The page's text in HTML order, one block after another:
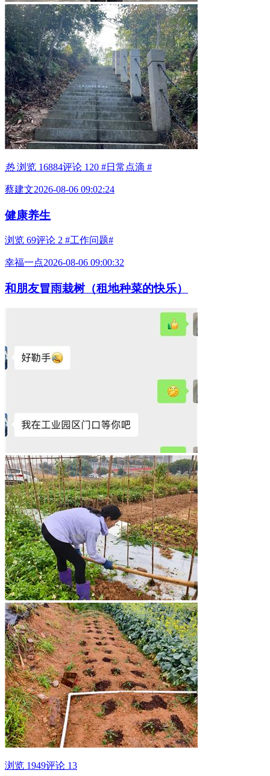
热 浏览 16884评论 120 #日常点滴 #
蔡建文2026-08-06 09:02:24
健康养生
浏览 69评论 2 #工作问题#
幸福一点2026-08-06 09:00:32
和朋友冒雨栽树（租地种菜的快乐）
浏览 1949评论 13